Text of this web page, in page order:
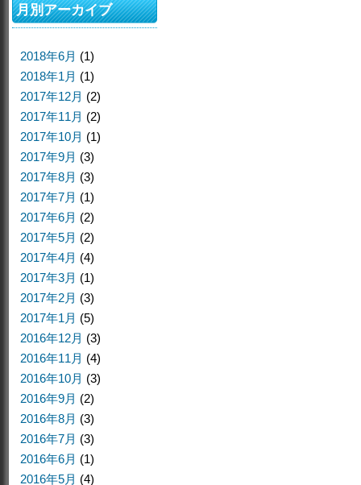
月別アーカイブ
2018年6月 (1)
2018年1月 (1)
2017年12月 (2)
2017年11月 (2)
2017年10月 (1)
2017年9月 (3)
2017年8月 (3)
2017年7月 (1)
2017年6月 (2)
2017年5月 (2)
2017年4月 (4)
2017年3月 (1)
2017年2月 (3)
2017年1月 (5)
2016年12月 (3)
2016年11月 (4)
2016年10月 (3)
2016年9月 (2)
2016年8月 (3)
2016年7月 (3)
2016年6月 (1)
2016年5月 (4)